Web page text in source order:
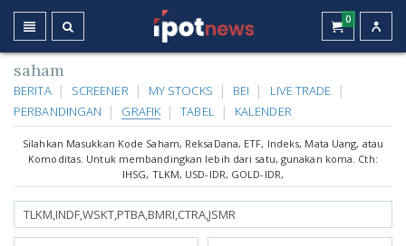
0
saham
BERITA SCREENER MY STOCKS BEI
LIVE TRADE
PERBANDINGAN
GRAFIK TABEL KALENDER
Silahkan Masukkan Kode Saham, ReksaDana, ETF, Indeks, Mata Uang, atau
Komoditas. Untuk membandingkan lebih dari satu, gunakan koma. Cth:
IHSG, TLKM, USD-IDR, GOLD-IDR,